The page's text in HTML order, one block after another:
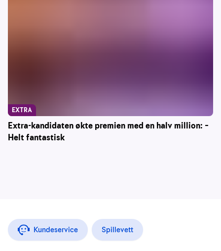
Extra-kandidaten økte premien med en halv million: –
Helt fantastisk
EXTRA
Kundeservice Spillevett